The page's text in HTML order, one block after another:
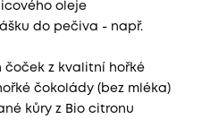
oleje
do pečiva - např.
čoček z kvalitní hořké
čokolády (bez mléka)
kůry z Bio citronu